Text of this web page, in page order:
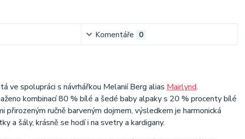
Komentáře 0
ve spolupráci s návrhářkou Melanií Berg alias Mairlynd.
kombinací 80 % bílé a šedé baby alpaky s 20 % procenty bílé
ručně barveným dojmem, výsledkem je harmonická
a šály, krásně se hodí i na svetry a kardigany.